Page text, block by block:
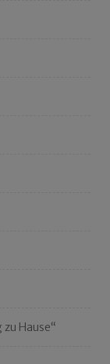
Hause“